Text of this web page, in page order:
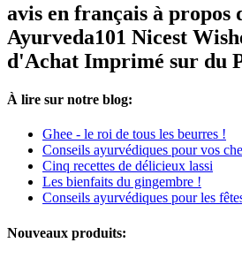
avis en français à propos
Ayurveda101 Nicest
d'Achat Imprimé sur du
À lire sur notre blog:
Ghee - le roi de tous les beurres !
Conseils ayurvédiques pour vos
Cinq recettes de délicieux lassi
Les bienfaits du gingembre !
Conseils ayurvédiques pour les
Nouveaux produits: